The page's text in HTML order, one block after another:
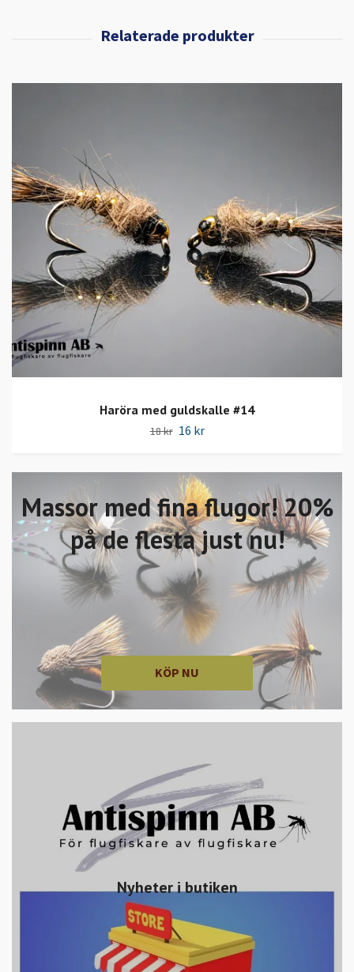
Massor med fina flugor! 20%
på de flesta just nu!
KÖP NU
Nyheter i butiken
Haröra med guldskalle #14
18 kr 16 kr